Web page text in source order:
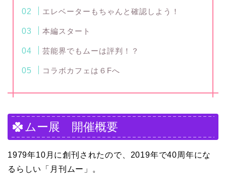
エレベーターもちゃんと確認しよう！
本編スタート
芸能界でもムーは評判！？
コラボカフェは６Fへ
ムー展 開催概要
1979年10月に創刊されたので、2019年で40周年にな
るらしい「月刊ムー」。